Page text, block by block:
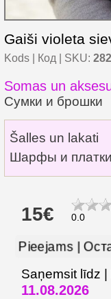
Gaiši violeta
Kods | Код | SKU:
Somas un
Сумки и брошки
Šalles un lakati
Шарфы и платки
15€ 0.0
Pieejams |
Saņemsit līdz
11.08.2026